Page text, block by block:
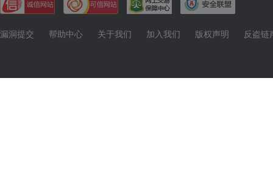
漏洞提交 帮助中心 关于我们 加入我们 版权声明 反盗链